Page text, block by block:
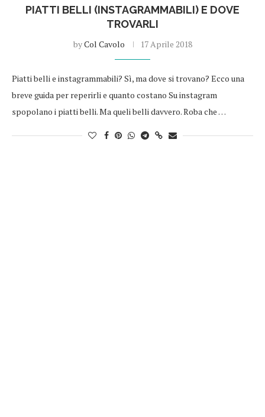
PIATTI BELLI (INSTAGRAMMABILI) E DOVE
TROVARLI
byCol Cavolo 17 Aprile 2018
Piatti belli e instagrammabili? Sì, ma dove si trovano? Ecco una
breve guida per reperirli e quanto costano Su instagram
spopolano i piatti belli. Ma queli belli davvero. Roba che …